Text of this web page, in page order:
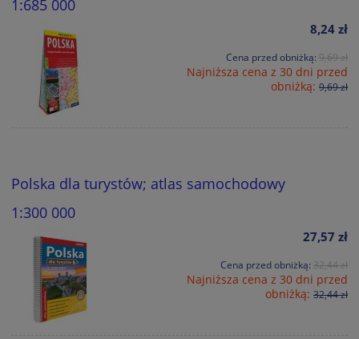
1:685 000
8,24 zł
Cena przed obniżką: 9,69 zł
Najniższa cena z 30 dni przed
obniżką: 9,69 zł
Polska dla turystów; atlas samochodowy
1:300 000
27,57 zł
Cena przed obniżką: 32,44 zł
Najniższa cena z 30 dni przed
obniżką: 32,44 zł